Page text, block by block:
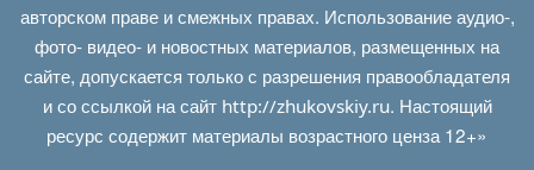
авторском праве и смежных правах. Использование аудио-,
фото- видео- и новостных материалов, размещенных на
сайте, допускается только с разрешения правообладателя
и со ссылкой на сайт http://zhukovskiy.ru. Настоящий
ресурс содержит материалы возрастного ценза 12+»